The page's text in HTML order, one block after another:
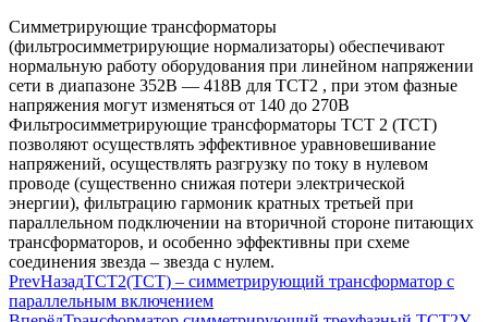
Симметрирующие трансформаторы
(фильтросимметрирующие нормализаторы) обеспечивают
нормальную работу оборудования при линейном напряжении
сети в диапазоне 352В — 418В для ТСТ2 , при этом фазные
напряжения могут изменяться от 140 до 270В
Фильтросимметрирующие трансформаторы ТСТ 2 (ТСТ)
позволяют осуществлять эффективное уравновешивание
напряжений, осуществлять разгрузку по току в нулевом
проводе (существенно снижая потери электрической
энергии), фильтрацию гармоник кратных третьей при
параллельном подключении на вторичной стороне питающих
трансформаторов, и особенно эффективны при схеме
соединения звезда – звезда с нулем.
PrevНазадТСТ2(ТСТ) – симметрирующий трансформатор с
параллельным включением